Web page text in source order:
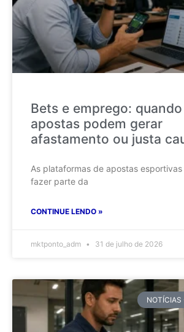
Bets e emprego:
apostas podem gerar
afastamento ou justa
As plataformas de apostas esportivas
fazer parte da
CONTINUE LENDO »
mktponto_adm 31 de julho de 2026
NOTÍCIAS